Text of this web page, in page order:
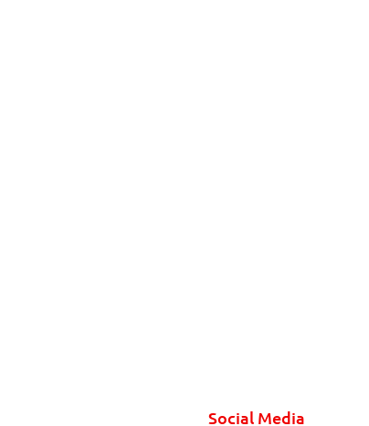
Social Media